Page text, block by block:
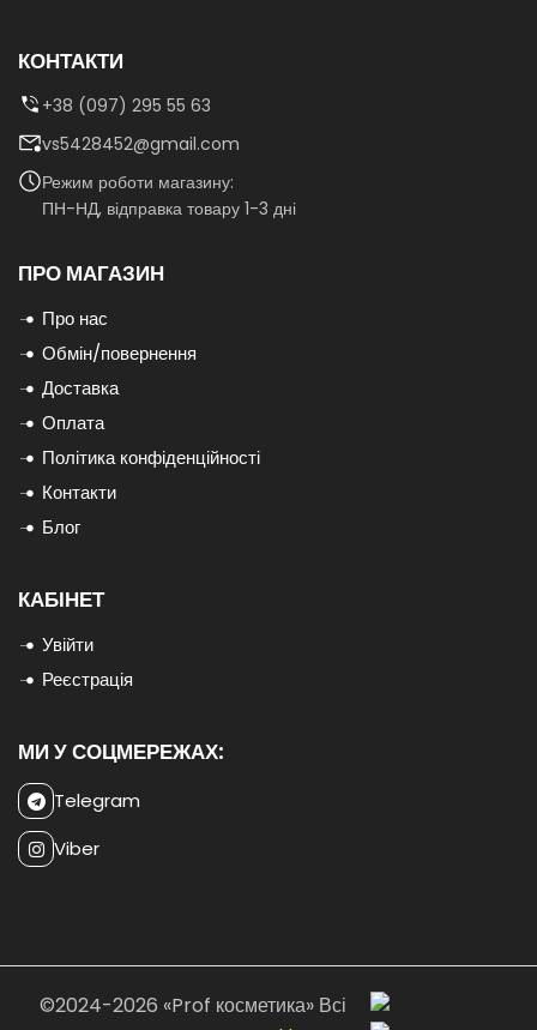
КОНТАКТИ
+38 (097) 295 55 63
vs5428452@gmail.com
Режим роботи магазину:
ПН-НД, відправка товару 1-3 дні
ПРО МАГАЗИН
Про нас
Обмін/повернення
Доставка
Оплата
Політика конфіденційності
Контакти
Блог
КАБІНЕТ
Увійти
Реєстрація
МИ У СОЦМЕРЕЖАХ:
Telegram
Viber
©2024-2026 «Prof косметика» Всі